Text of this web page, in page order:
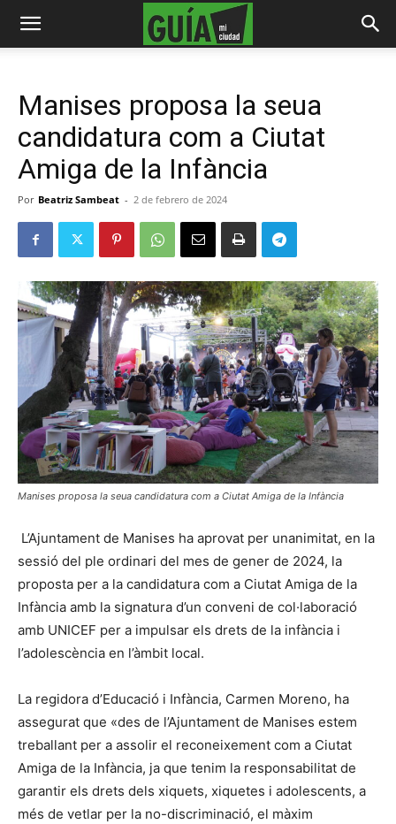
Manises proposa la seua
candidatura com a Ciutat
Amiga de la Infància
Por Beatriz Sambeat - 2 de febrero de 2024
Manises proposa la seua candidatura com a Ciutat Amiga de la Infància
L’Ajuntament de Manises ha aprovat per unanimitat, en la
sessió del ple ordinari del mes de gener de 2024, la
proposta per a la candidatura com a Ciutat Amiga de la
Infància amb la signatura d’un conveni de col·laboració
amb UNICEF per a impulsar els drets de la infància i
l’adolescència en l’àmbit local.
La regidora d’Educació i Infància, Carmen Moreno, ha
assegurat que «des de l’Ajuntament de Manises estem
treballant per a assolir el reconeixement com a Ciutat
Amiga de la Infància, ja que tenim la responsabilitat de
garantir els drets dels xiquets, xiquetes i adolescents, a
més de vetlar per la no-discriminació, el màxim